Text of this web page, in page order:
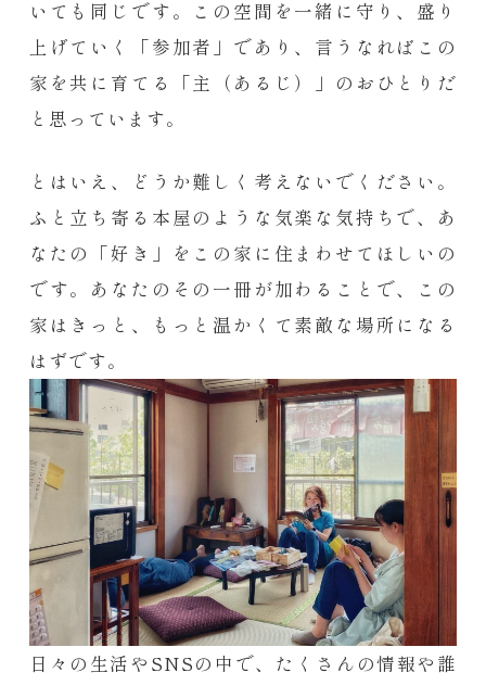
いても同じです。この空間を一緒に守り、盛り
上げていく「参加者」であり、言うなればこの
家を共に育てる「主（あるじ）」のおひとりだ
と思っています。
とはいえ、どうか難しく考えないでください。
ふと立ち寄る本屋のような気楽な気持ちで、あ
なたの「好き」をこの家に住まわせてほしいの
です。あなたのその一冊が加わることで、この
家はきっと、もっと温かくて素敵な場所になる
はずです。
日々の生活やSNSの中で、たくさんの情報や誰